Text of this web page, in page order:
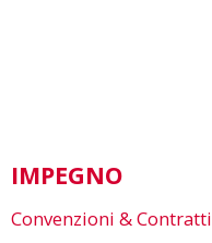
IMPEGNO
Convenzioni & Contratti